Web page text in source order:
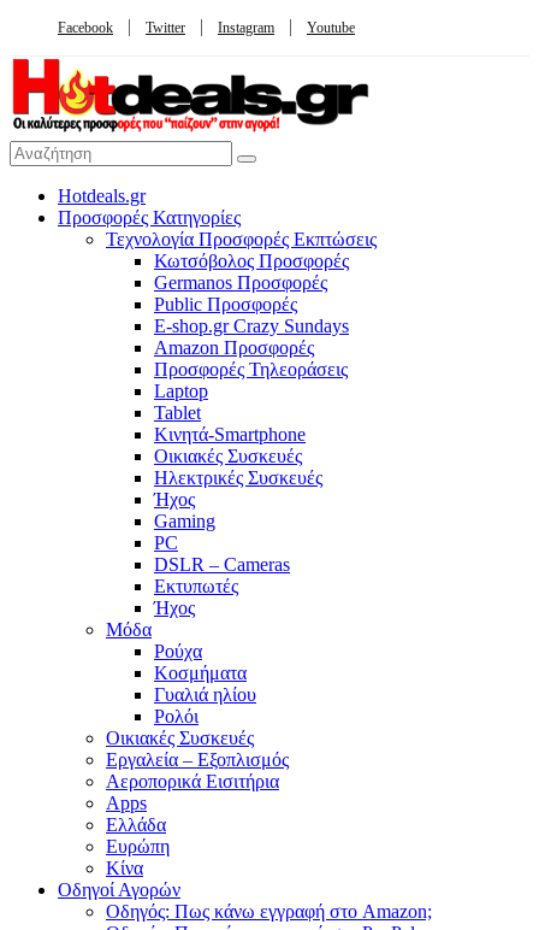
Facebook Twitter Instagram Youtube
Hotdeals.gr
Προσφορές Κατηγορίες
Τεχνολογία Προσφορές Εκπτώσεις
Κωτσόβολος Προσφορές
Germanos Προσφορές
Public Προσφορές
E-shop.gr Crazy Sundays
Amazon Προσφορές
Προσφορές Τηλεοράσεις
Laptop
Tablet
Κινητά-Smartphone
Οικιακές Συσκευές
Hλεκτρικές Συσκευές
Ήχος
Gaming
PC
DSLR – Cameras
Εκτυπωτές
Ήχος
Μόδα
Ρούχα
Κοσμήματα
Γυαλιά ηλίου
Ρολόι
Οικιακές Συσκευές
Εργαλεία – Εξοπλισμός
Αεροπορικά Εισιτήρια
Apps
Ελλάδα
Ευρώπη
Κίνα
Οδηγοί Αγορών
Οδηγός: Πως κάνω εγγραφή στο Amazon;